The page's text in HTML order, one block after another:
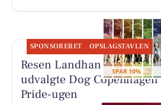
SPONSORERET OPSLAGSTAVLEN
Resen Landhandel giver
udvalgte Dog
Pride-ugen